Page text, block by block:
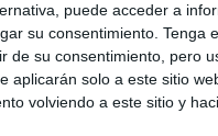
puede acceder a
su consentimiento. Tenga
de su consentimiento, pero
aplicarán solo a este sitio
volviendo a este sitio y